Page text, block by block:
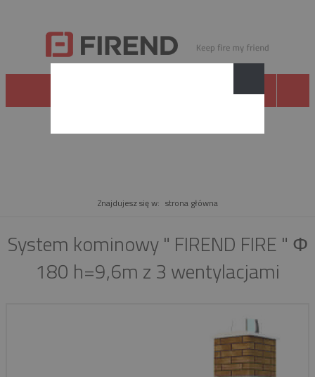
Znajdujesz się w: strona główna
System kominowy " FIREND FIRE " Φ
180 h=9,6m z 3 wentylacjami